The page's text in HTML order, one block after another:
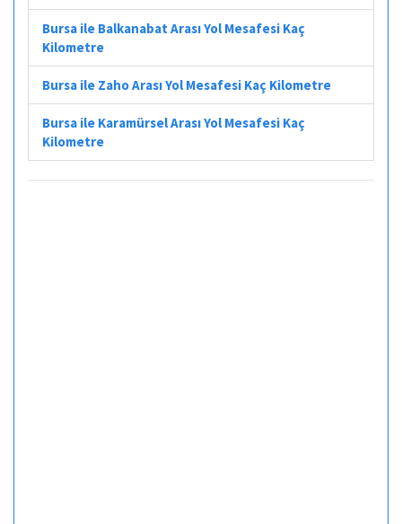
Bursa ile Balkanabat Arası Yol Mesafesi Kaç
Kilometre
Bursa ile Zaho Arası Yol Mesafesi Kaç Kilometre
Bursa ile Karamürsel Arası Yol Mesafesi Kaç
Kilometre